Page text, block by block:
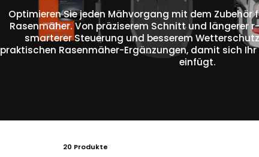
Optimieren Sie jeden Mähvorgang mit dem Zubehör
Rasenmäher. Von präziserem Schnitt und längerer
smarterer Steuerung und besserem
praktischen Rasenmäher-Ergänzungen, damit sich
einfügt.
20 Produkte